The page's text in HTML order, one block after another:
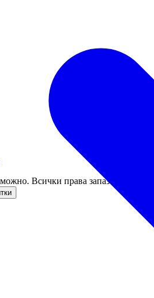
Всички права запазени.